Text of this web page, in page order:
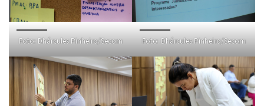
Foto: Dhárcules Pinheiro/Secom Foto: Dhárcules Pinheiro/Secom